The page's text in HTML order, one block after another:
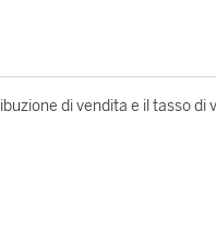
di vendita e il tasso